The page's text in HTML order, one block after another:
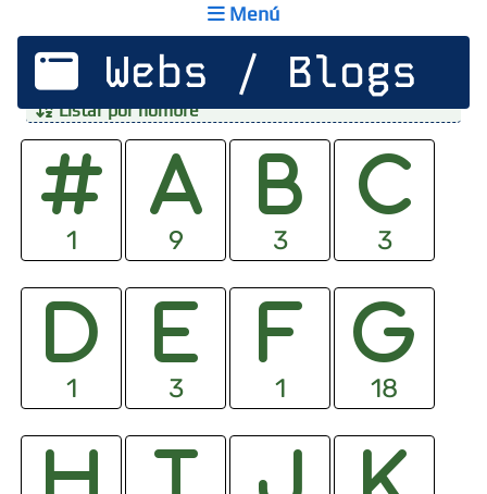
Menú
Webs / Blogs
Listar por nombre
1 9 3 3
1 3 1 18